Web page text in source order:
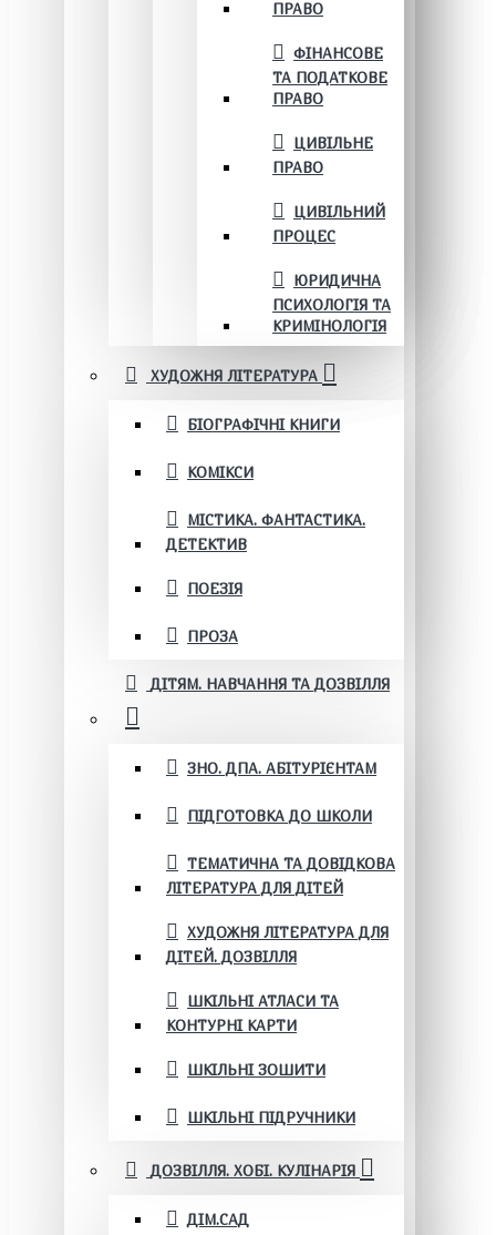
ПРАВО
ФІНАНСОВЕ
ТА ПОДАТКОВЕ
ПРАВО
ЦИВІЛЬНЕ
ПРАВО
ЦИВІЛЬНИЙ
ПРОЦЕС
ЮРИДИЧНА
ПСИХОЛОГІЯ ТА
КРИМІНОЛОГІЯ
ХУДОЖНЯ ЛІТЕРАТУРА
БІОГРАФІЧНІ КНИГИ
КОМІКСИ
МІСТИКА. ФАНТАСТИКА.
ДЕТЕКТИВ
ПОЕЗІЯ
ПРОЗА
ДІТЯМ. НАВЧАННЯ ТА ДОЗВІЛЛЯ
ЗНО. ДПА. АБІТУРІЄНТАМ
ПІДГОТОВКА ДО ШКОЛИ
ТЕМАТИЧНА ТА ДОВІДКОВА
ЛІТЕРАТУРА ДЛЯ ДІТЕЙ
ХУДОЖНЯ ЛІТЕРАТУРА ДЛЯ
ДІТЕЙ. ДОЗВІЛЛЯ
ШКІЛЬНІ АТЛАСИ ТА
КОНТУРНІ КАРТИ
ШКІЛЬНІ ЗОШИТИ
ШКІЛЬНІ ПІДРУЧНИКИ
ДОЗВІЛЛЯ. ХОБІ. КУЛІНАРІЯ
ДІМ.САД